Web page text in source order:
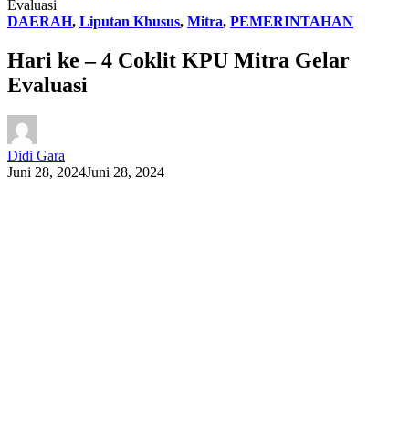
Evaluasi
DAERAH, Liputan Khusus, Mitra, PEMERINTAHAN
Hari ke – 4 Coklit KPU Mitra Gelar
Evaluasi
Didi Gara
Juni 28, 2024Juni 28, 2024